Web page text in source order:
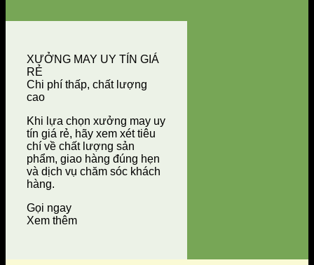
XƯỞNG MAY UY TÍN GIÁ
RẺ
Chi phí thấp, chất lượng
cao
Khi lựa chọn xưởng may uy
tín giá rẻ, hãy xem xét tiêu
chí về chất lượng sản
phẩm, giao hàng đúng hẹn
và dịch vụ chăm sóc khách
hàng.
Gọi ngay
Xem thêm